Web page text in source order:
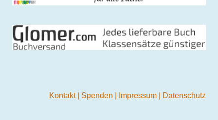
Kontakt Spenden Impressum Datenschutz